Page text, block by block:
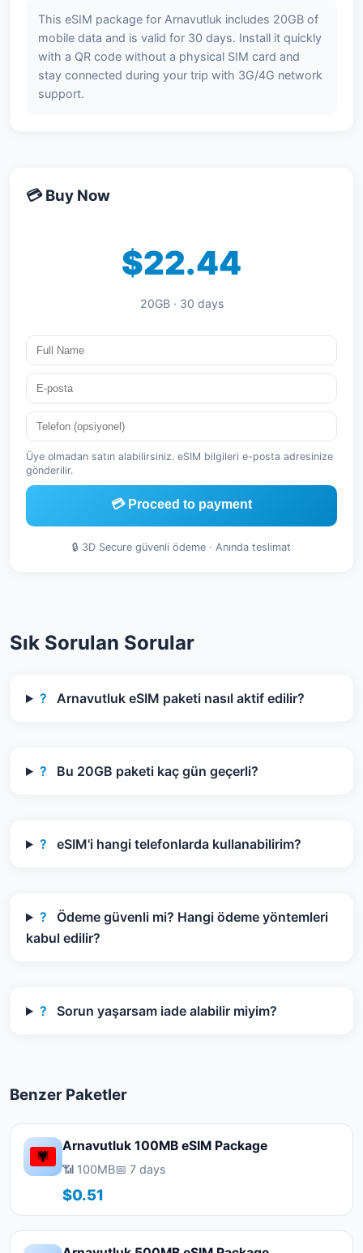
This eSIM package for Arnavutluk includes 20GB of
mobile data and is valid for 30 days. Install it quickly
with a QR code without a physical SIM card and
stay connected during your trip with 3G/4G network
support.
💳 Buy Now
$22.44
20GB · 30 days
Üye olmadan satın alabilirsiniz. eSIM bilgileri e-posta adresinize
gönderilir.
💳 Proceed to payment
🔒 3D Secure güvenli ödeme · Anında teslimat
Sık Sorulan Sorular
? Arnavutluk eSIM paketi nasıl aktif edilir?
? Bu 20GB paketi kaç gün geçerli?
? eSIM'i hangi telefonlarda kullanabilirim?
?
Ödeme güvenli mi? Hangi ödeme yöntemleri
kabul edilir?
? Sorun yaşarsam iade alabilir miyim?
Benzer Paketler
Arnavutluk 100MB eSIM Package
📶 100MB📅 7 days
$0.51